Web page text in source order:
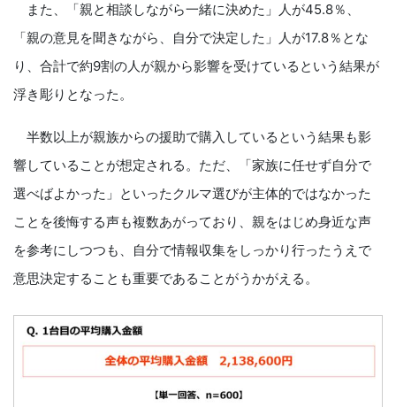
また、「親と相談しながら一緒に決めた」人が45.8％、
「親の意見を聞きながら、自分で決定した」人が17.8％とな
り、合計で約9割の人が親から影響を受けているという結果が
浮き彫りとなった。
半数以上が親族からの援助で購入しているという結果も影
響していることが想定される。ただ、「家族に任せず自分で
選べばよかった」といったクルマ選びが主体的ではなかった
ことを後悔する声も複数あがっており、親をはじめ身近な声
を参考にしつつも、自分で情報収集をしっかり行ったうえで
意思決定することも重要であることがうかがえる。